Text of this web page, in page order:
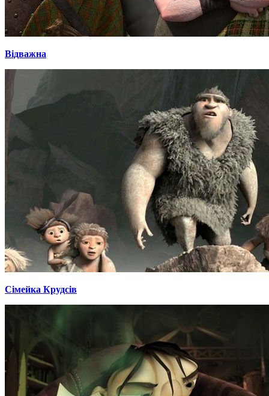
Відважна
Сімейка Крудсів